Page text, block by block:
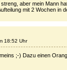
aber mein Mann
mit 2 Wochen in
18:52 Uhr
;-) Dazu einen